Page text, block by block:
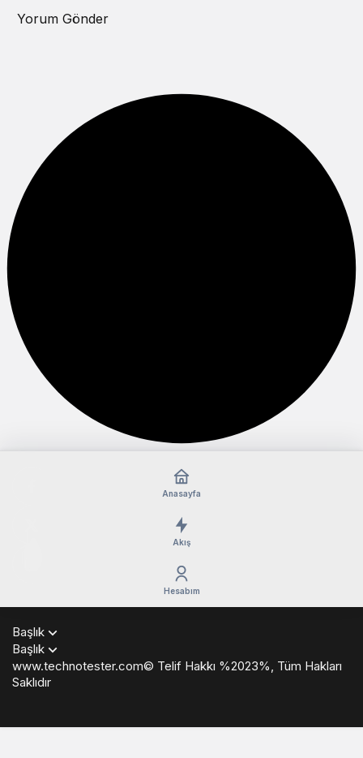
Yorum Gönder
Anasayfa
Akış
Hesabım
Başlık
Başlık
www.technotester.com© Telif Hakkı %2023%, Tüm Hakları
Saklıdır
iyi